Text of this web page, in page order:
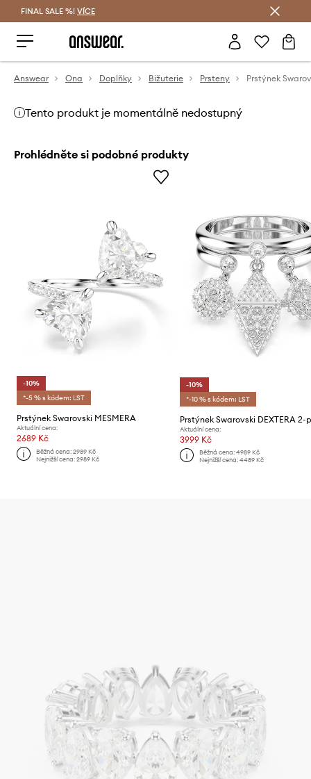
FINAL SALE %! VÍCE
Answear Ona Doplňky Bižuterie Prsteny Prstýnek
Tento produkt je momentálně nedostupný
Prohlédněte si podobné produkty
-10%
*-5 % s kódem: LST
Prstýnek Swarovski MESMERA
Aktuální cena:
2689 Kč
Běžná cena:2989 Kč
Nejnižší cena:2989 Kč
-10%
*-10 % s kódem: LST
Prstýnek Swarovski DEXTERA 2-
Aktuální cena:
3999 Kč
Běžná cena: 4989 Kč
Nejnižší cena: 4489 Kč